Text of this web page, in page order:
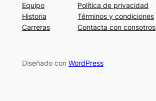
Equipo
Historia
Carreras
Política de privacidad
Términos y condiciones
Contacta con consotros
Diseñado con WordPress